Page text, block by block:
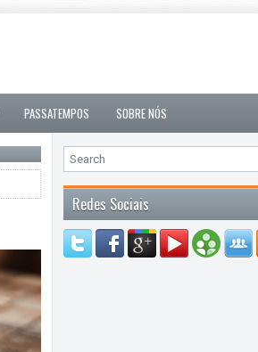
PASSATEMPOS SOBRE NÓS
Redes Sociais